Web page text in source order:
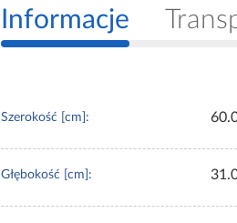
Informacje
Szerokość [cm]:
Głębokość [cm]: